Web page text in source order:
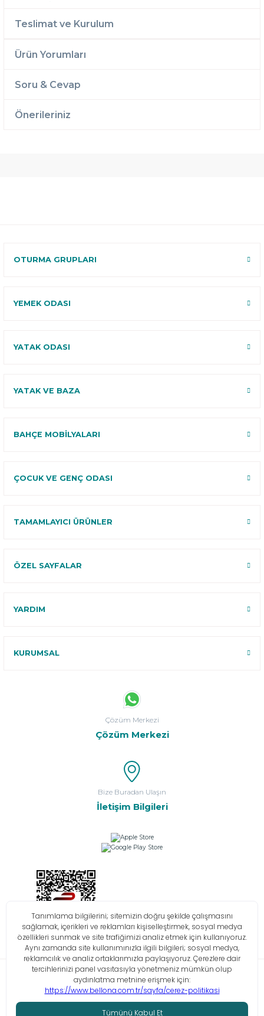
Teslimat ve Kurulum
Ürün Yorumları
Soru & Cevap
Önerileriniz
OTURMA GRUPLARI
YEMEK ODASI
YATAK ODASI
YATAK VE BAZA
BAHÇE MOBİLYALARI
ÇOCUK VE GENÇ ODASI
TAMAMLAYICI ÜRÜNLER
ÖZEL SAYFALAR
YARDIM
KURUMSAL
Çözüm Merkezi
Çözüm Merkezi
Bize Buradan Ulaşın
İletişim Bilgileri
Bilgi Toplumu Hizmetleri KVKK Çerez Politikası İşlem Rehberi